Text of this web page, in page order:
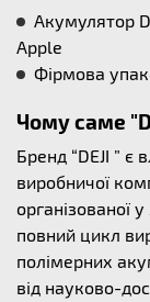
Акумулятор
Apple
Фірмова
Чому саме
Бренд “DEJI ” є
виробничої
організованої
повний цикл
полімерних
від науково-